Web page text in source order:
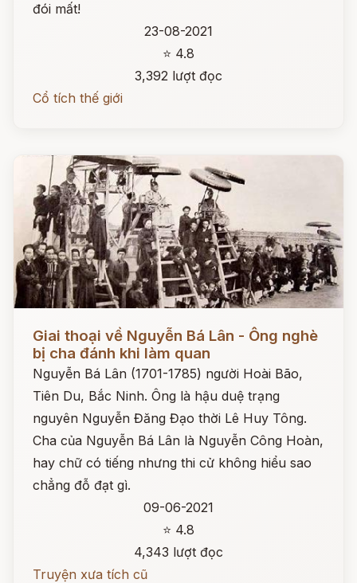
đói mất!
23-08-2021
⭐ 4.8
3,392 lượt đọc
Cổ tích thế giới
Giai thoại về Nguyễn Bá Lân - Ông nghè
bị cha đánh khi làm quan
Nguyễn Bá Lân (1701-1785) người Hoài Bão,
Tiên Du, Bắc Ninh. Ông là hậu duệ trạng
nguyên Nguyễn Đăng Đạo thời Lê Huy Tông.
Cha của Nguyễn Bá Lân là Nguyễn Công Hoàn,
hay chữ có tiếng nhưng thi cử không hiểu sao
chẳng đỗ đạt gì.
09-06-2021
⭐ 4.8
4,343 lượt đọc
Truyện xưa tích cũ